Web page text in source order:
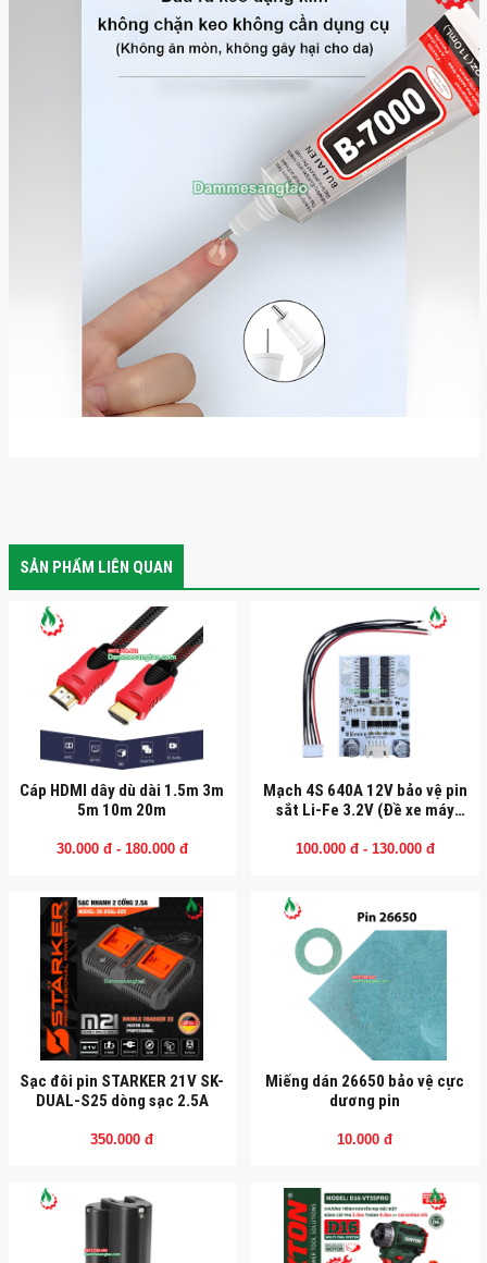
SẢN PHẨM LIÊN QUAN
Cáp HDMI dây dù dài 1.5m 3m
5m 10m 20m
30.000 đ - 180.000 đ
Mạch 4S 640A 12V bảo vệ pin
sắt Li-Fe 3.2V (Đề xe máy
100.000 đ - 130.000 đ
Sạc đôi pin STARKER 21V SK-
DUAL-S25 dòng sạc 2.5A
350.000 đ
Miếng dán 26650 bảo vệ cực
dương pin
10.000 đ